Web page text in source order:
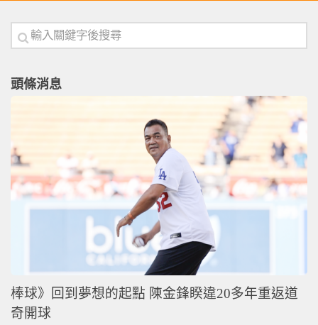
頭條消息
棒球》回到夢想的起點 陳金鋒睽違20多年重返道
奇開球